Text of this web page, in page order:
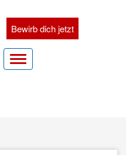
Bewirb dich jetzt
Navigationsmenü